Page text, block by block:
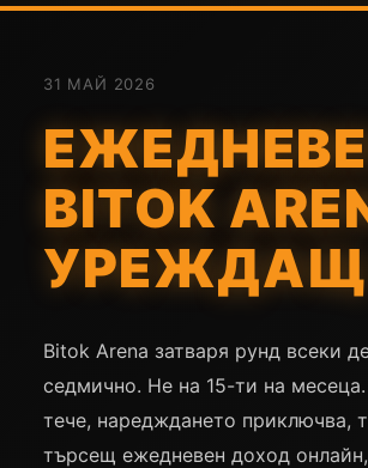
31 МАЙ 2026
BITOK
УРЕЖДАЩ
Bitok Arena затваря рунд всеки
седмично. Не на 15-ти на
тече, наредждането приключва,
търсещ ежедневен доход